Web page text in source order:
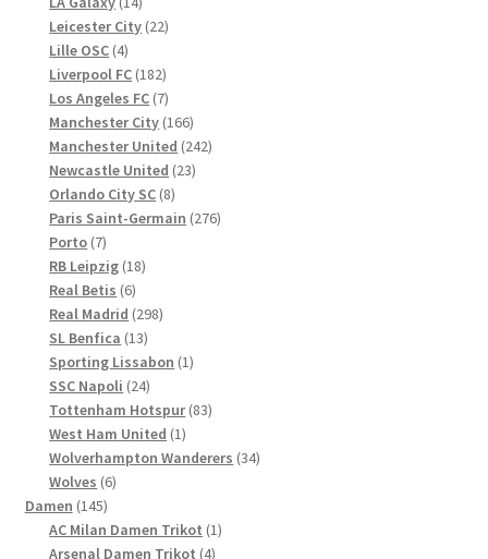
Produkte
Leicester City 2222
Lille OSC 44
Produkte
Liverpool FC 182182
Produkte
Los Angeles FC 77
Produkte
Manchester City 166166
Produkte
Manchester United 242242
Newcastle United 2323
Orlando City SC 88
Produkte
Paris Saint-Germain 276276
Porto 77
Produkte
RB Leipzig 1818
Real Betis 66
Produkte
Real Madrid 298298
SL Benfica 1313
Produkte
Sporting Lissabon 11
SSC Napoli 2424
Produkte
Tottenham Hotspur 8383
West Ham United 11
Produkt
Wolverhampton Wanderers 3434
Wolves 66
Damen 145145
Produkte
AC Milan Damen Trikot 11
Arsenal Damen Trikot 44